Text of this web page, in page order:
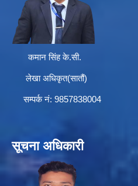
कमान सिंह के.सी.
लेखा अधिकृत(सातौं)
सम्पर्क न‌ं: 9857838004
सूचना अधिकारी